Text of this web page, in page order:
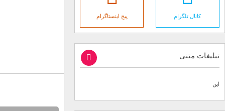
کانال تلگرام پیج اینستاگرام
تبلیغات متنی
این